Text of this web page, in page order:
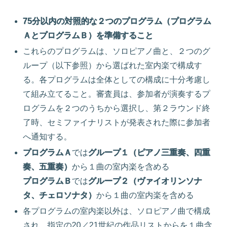
75分以内の対照的な２つのプログラム（プログラム
ＡとプログラムＢ）を準備すること
これらのプログラムは、ソロピアノ曲と、２つのグ
ループ（以下参照）から選ばれた室内楽で構成す
る。各プログラムは全体としての構成に十分考慮し
て組み立てること。審査員は、参加者が演奏するプ
ログラムを２つのうちから選択し、第２ラウンド終
了時、セミファイナリストが発表された際に参加者
へ通知する。
プログラムＡ ではグループ１（ピアノ三重奏、四重
奏、五重奏）から１曲の室内楽を含める
プログラムＢ ではグループ２（ヴァイオリンソナ
タ、チェロソナタ）から１曲の室内楽を含める
各プログラムの室内楽以外は、ソロピアノ曲で構成
され、指定の20／21世紀の作品リストからを１曲含